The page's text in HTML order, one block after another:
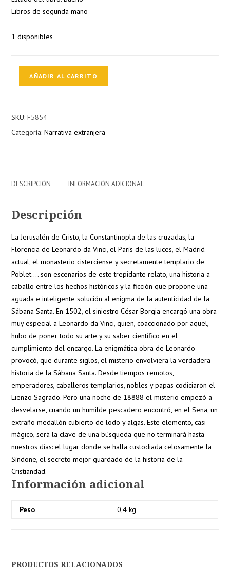
Libros de segunda mano
1 disponibles
Da
Vinci
AÑADIR AL CARRITO
SKU:F5854
Categoría:Narrativa extranjera
DESCRIPCIÓN INFORMACIÓN ADICIONAL
Descripción
La Jerusalén de Cristo, la Constantinopla de las cruzadas, la
Florencia de Leonardo da Vinci, el París de las luces, el Madrid
actual, el monasterio cisterciense y secretamente templario de
Poblet…. son escenarios de este trepidante relato, una historia a
caballo entre los hechos históricos y la ficción que propone una
aguada e inteligente solución al enigma de la autenticidad de la
Sábana Santa. En 1502, el siniestro César Borgia encargó una obra
muy especial a Leonardo da Vinci, quien, coaccionado por aquel,
hubo de poner todo su arte y su saber científico en el
cumplimiento del encargo. La enigmática obra de Leonardo
provocó, que durante siglos, el misterio envolviera la verdadera
historia de la Sábana Santa. Desde tiempos remotos,
emperadores, caballeros templarios, nobles y papas codiciaron el
Lienzo Sagrado. Pero una noche de 18888 el misterio empezó a
desvelarse, cuando un humilde pescadero encontró, en el Sena, un
extraño medallón cubierto de lodo y algas. Este elemento, casi
mágico, será la clave de una búsqueda que no terminará hasta
nuestros días: el lugar donde se halla custodiada celosamente la
Síndone, el secreto mejor guardado de la historia de la
Cristiandad.
Información adicional
Peso 0,4 kg
PRODUCTOS RELACIONADOS